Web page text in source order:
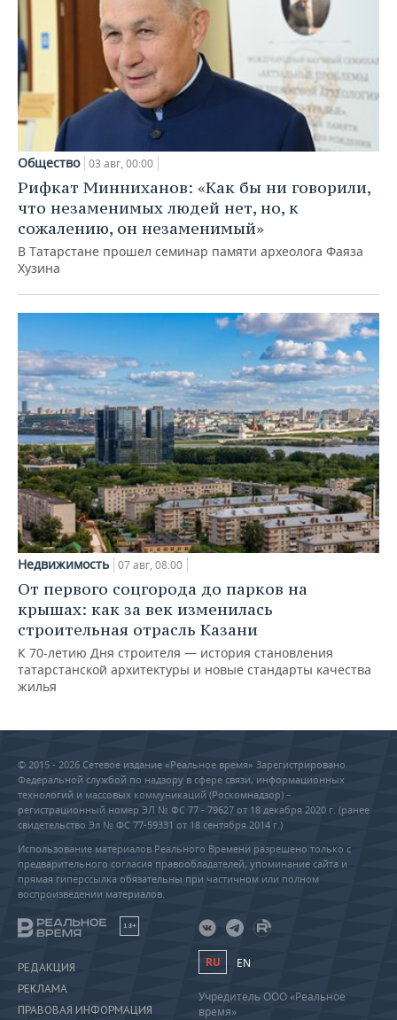
Общество 03 авг, 00:00
Рифкат Минниханов: «Как бы ни говорили,
что незаменимых людей нет, но, к
сожалению, он незаменимый»
В Татарстане прошел семинар памяти археолога Фаяза
Хузина
Недвижимость 07 авг, 08:00
От первого соцгорода до парков на
крышах: как за век изменилась
строительная отрасль Казани
К 70-летию Дня строителя — история становления
татарстанской архитектуры и новые стандарты качества
жилья
© 2015 - 2026 Сетевое издание «Реальное время» Зарегистрировано
Федеральной службой по надзору в сфере связи, информационных
технологий и массовых коммуникаций (Роскомнадзор) –
регистрационный номер ЭЛ № ФС 77 - 79627 от 18 декабря 2020 г. (ранее
свидетельство Эл № ФС 77-59331 от 18 сентября 2014 г.)
Использование материалов Реального Времени разрешено только с
предварительного согласия правообладателей, упоминание сайта и
прямая гиперссылка обязательны при частичном или полном
воспроизведении материалов.
18+
РЕДАКЦИЯ
РЕКЛАМА
ПРАВОВАЯ ИНФОРМАЦИЯ
RU EN
Учредитель ООО «Реальное
время»